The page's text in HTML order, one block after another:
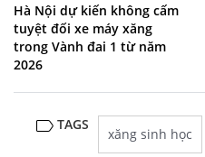
Hà Nội dự kiến không cấm
tuyệt đối xe máy xăng
trong Vành đai 1 từ năm
2026
TAGS
xăng sinh học